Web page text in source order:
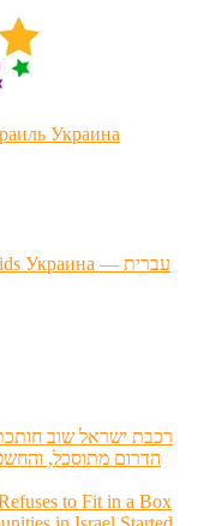
Украина
Детская одежда от SuperKids Украина — עברית
רכבת ישראל שוב
הדרום מתוסכל,
to Fit in a Box